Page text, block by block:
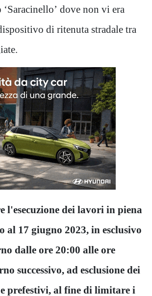
dove non vi era
di ritenuta stradale tra
l'esecuzione dei lavori in piena
al 17 giugno 2023, in esclusivo
dalle ore 20:00 alle ore
successivo, ad esclusione dei
prefestivi, al fine di limitare i